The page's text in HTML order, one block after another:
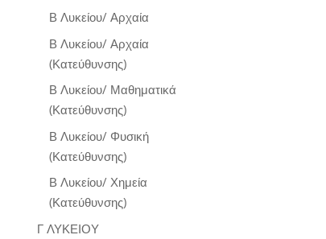
Β Λυκείου/ Αρχαία
Β Λυκείου/ Αρχαία
(Κατεύθυνσης)
Β Λυκείου/ Μαθηματικά
(Κατεύθυνσης)
Β Λυκείου/ Φυσική
(Κατεύθυνσης)
Β Λυκείου/ Χημεία
(Κατεύθυνσης)
Γ ΛΥΚΕΙΟΥ